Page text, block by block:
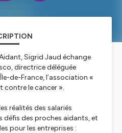
Sigrid Jaud échange
directrice déléguée
de-France, l’association «
contre le cancer ».
réalités des salariés
défis des proches aidants, et
pour les entreprises :